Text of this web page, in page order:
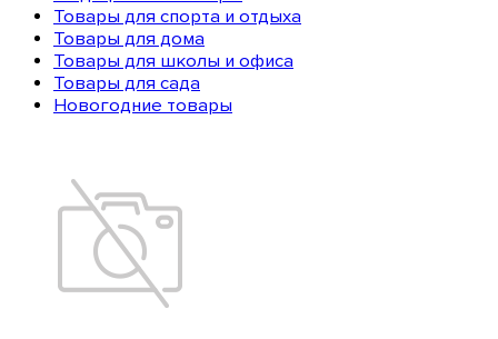
Товары для спорта и отдыха
Товары для дома
Товары для школы и офиса
Товары для сада
Новогодние товары